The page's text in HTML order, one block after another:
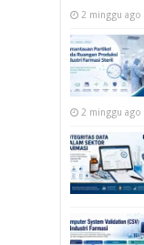
2 minggu ago
2 minggu ago